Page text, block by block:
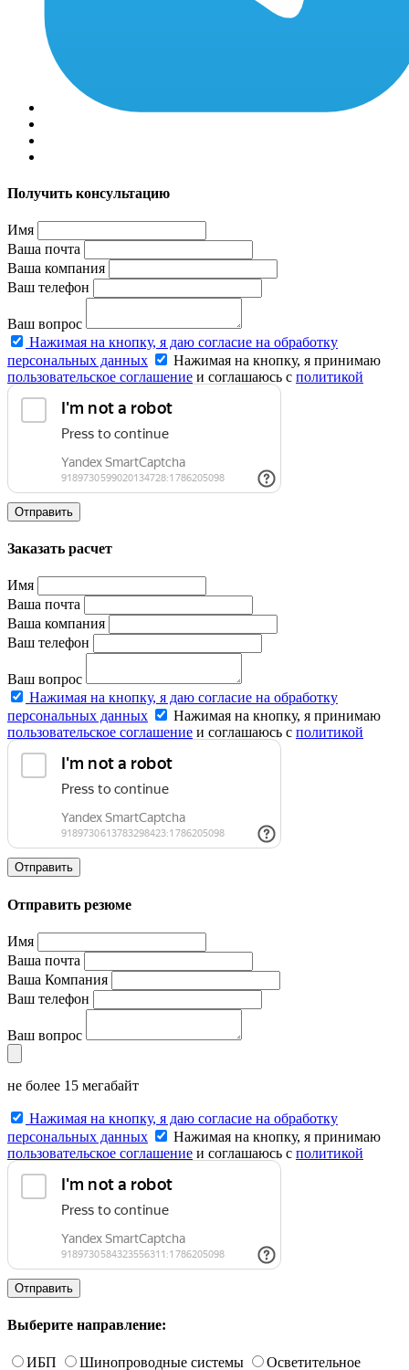
Получить консультацию
Имя
Ваша почта
Ваша компания
Ваш телефон
Ваш вопрос
Нажимая на кнопку, я даю согласие на обработку
персональных данных
Нажимая на кнопку, я принимаю
пользовательское соглашение и соглашаюсь с политикой
конфиденциальности
Отправить
Заказать расчет
Имя
Ваша почта
Ваша компания
Ваш телефон
Ваш вопрос
Нажимая на кнопку, я даю согласие на обработку
персональных данных
Нажимая на кнопку, я принимаю
пользовательское соглашение и соглашаюсь с политикой
конфиденциальности
Отправить
Отправить резюме
Имя
Ваша почта
Ваша Компания
Ваш телефон
Ваш вопрос
не более 15 мегабайт
Нажимая на кнопку, я даю согласие на обработку
персональных данных
Нажимая на кнопку, я принимаю
пользовательское соглашение и соглашаюсь с политикой
конфиденциальности
Отправить
Выберите направление:
ИБП Шинопроводные системы
Осветительное